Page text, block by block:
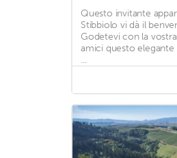
Questo invitante
Stibbiolo vi dà il
Godetevi con la
amici questo
...